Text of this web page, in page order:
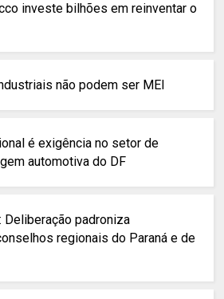
investe bilhões em reinventar o
não podem ser MEI
é exigência no setor de
automotiva do DF
Deliberação padroniza
regionais do Paraná e de